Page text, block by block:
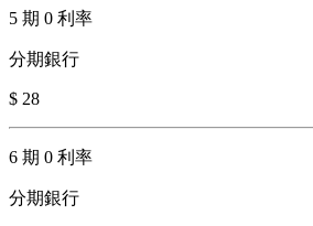
5 期 0 利率
分期銀行
$ 28
6 期 0 利率
分期銀行